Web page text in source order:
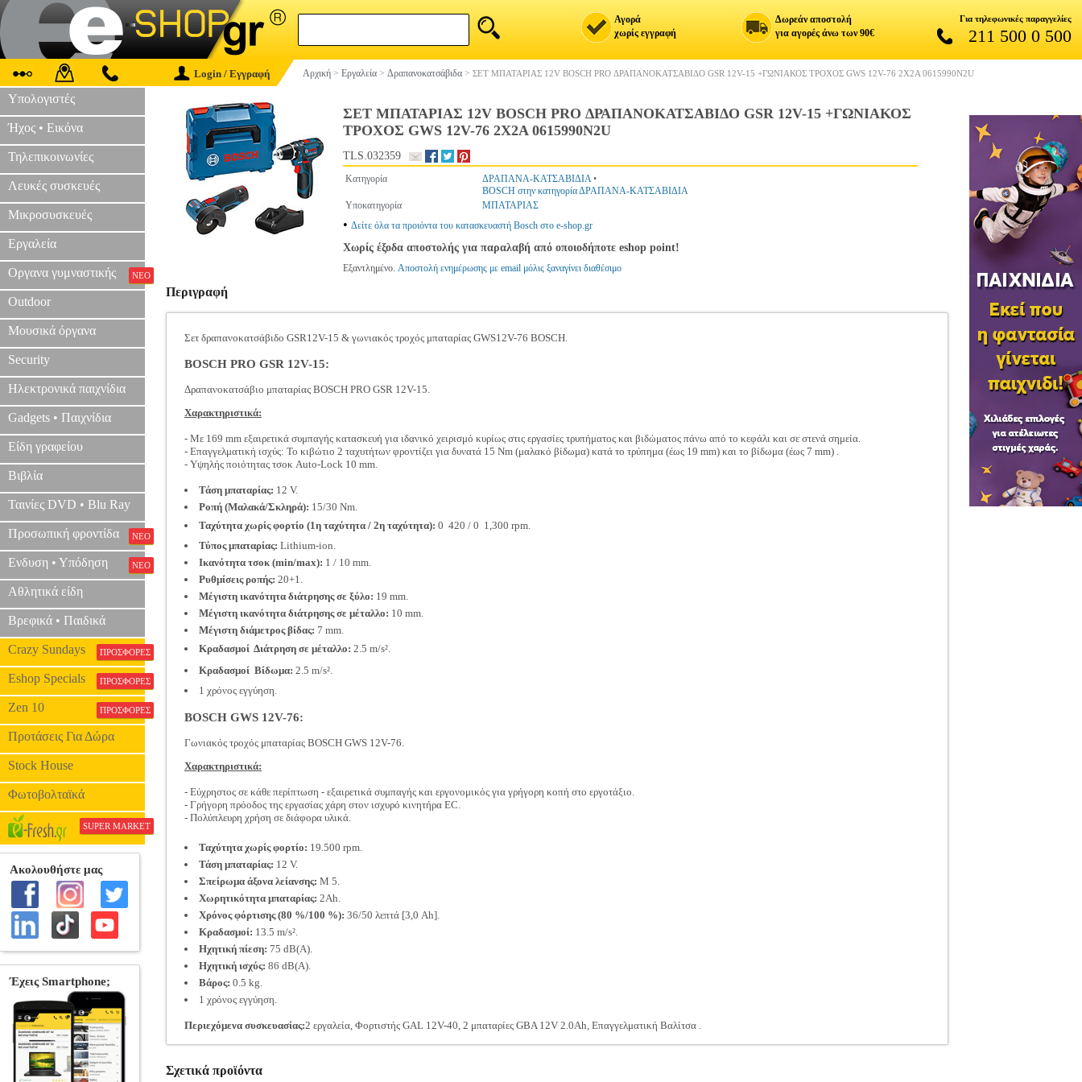
Αγορά
χωρίς εγγραφή
Δωρεάν αποστολή
για αγορές άνω των 90€
Για τηλεφωνικές παραγγελίες
211 500 0 500
Login / Εγγραφή Αρχική > Εργαλεία > Δραπανοκατσάβιδα > ΣΕΤ ΜΠΑΤΑΡΙΑΣ 12V BOSCH PRO ΔΡΑΠΑΝΟΚΑΤΣΑΒΙΔΟ GSR 12V-15 +ΓΩΝΙΑΚΟΣ ΤΡΟΧΟΣ GWS 12V-76 2X2A 0615990N2U
Υπολογιστές
Ήχος • Εικόνα
Τηλεπικοινωνίες
Λευκές συσκευές
Μικροσυσκευές
Εργαλεία
Οργανα γυμναστικής ΝΕΟ
Outdoor
Μουσικά όργανα
Security
Ηλεκτρονικά παιχνίδια
Gadgets • Παιχνίδια
Είδη γραφείου
Βιβλία
Ταινίες DVD • Blu Ray
Προσωπική φροντίδα ΝΕΟ
Ενδυση • Υπόδηση ΝΕΟ
Αθλητικά είδη
Βρεφικά • Παιδικά
Crazy Sundays ΠΡΟΣΦΟΡΕΣ
Eshop Specials ΠΡΟΣΦΟΡΕΣ
Zen 10 ΠΡΟΣΦΟΡΕΣ
Προτάσεις Για Δώρα
Stock House
Φωτοβολταϊκά
SUPER MARKET
ΣΕΤ ΜΠΑΤΑΡΙΑΣ 12V BOSCH PRO ΔΡΑΠΑΝΟΚΑΤΣΑΒΙΔΟ GSR 12V-15 +ΓΩΝΙΑΚΟΣ
ΤΡΟΧΟΣ GWS 12V-76 2X2A 0615990N2U
TLS.032359
Κατηγορία ΔΡΑΠΑΝΑ-ΚΑΤΣΑΒΙΔΙΑ•
BOSCH στην κατηγορία ΔΡΑΠΑΝΑ-ΚΑΤΣΑΒΙΔΙΑ
Υποκατηγορία
ΜΠΑΤΑΡΙΑΣ
• Δείτε όλα τα προιόντα του κατασκευαστή Bosch στο e-shop.gr
Χωρίς έξοδα αποστολής για παραλαβή από οποιοδήποτε eshop point!
Εξαντλημένο. Αποστολή ενημέρωσης με email μόλις ξαναγίνει διαθέσιμο
Περιγραφή
Σετ δραπανοκατσάβιδο GSR12V-15 & γωνιακός τροχός μπαταρίας GWS12V-76 BOSCH.
BOSCH PRO GSR 12V-15:
Δραπανοκατσάβιο μπαταρίας BOSCH PRO GSR 12V-15.
Χαρακτηριστικά:
- Με 169 mm εξαιρετικά συμπαγής κατασκευή για ιδανικό χειρισμό κυρίως στις εργασίες τρυπήματος και βιδώματος πάνω από το κεφάλι και σε στενά σημεία.
- Επαγγελματική ισχύς: Το κιβώτιο 2 ταχυτήτων φροντίζει για δυνατά 15 Nm (μαλακό βίδωμα) κατά το τρύπημα (έως 19 mm) και το βίδωμα (έως 7 mm) .
- Υψηλής ποιότητας τσοκ Auto-Lock 10 mm.
Τάση μπαταρίας: 12 V.
Ροπή (Μαλακά/Σκληρά): 15/30 Nm.
Ταχύτητα χωρίς φορτίο (1η ταχύτητα / 2η ταχύτητα): 0  420 / 0  1,300 rpm.
Τύπος μπαταρίας: Lithium-ion.
Ικανότητα τσοκ (min/max): 1 / 10 mm.
Ρυθμίσεις ροπής: 20+1.
Μέγιστη ικανότητα διάτρησης σε ξύλο: 19 mm.
Μέγιστη ικανότητα διάτρησης σε μέταλλο: 10 mm.
Μέγιστη διάμετρος βίδας: 7 mm.
Κραδασμοί  Διάτρηση σε μέταλλο: 2.5 m/s².
Κραδασμοί  Βίδωμα: 2.5 m/s².
1 χρόνος εγγύηση.
BOSCH GWS 12V-76:
Γωνιακός τροχός μπαταρίας BOSCH GWS 12V-76.
Χαρακτηριστικά:
- Εύχρηστος σε κάθε περίπτωση - εξαιρετικά συμπαγής και εργονομικός για γρήγορη κοπή στο εργοτάξιο.
- Γρήγορη πρόοδος της εργασίας χάρη στον ισχυρό κινητήρα EC.
- Πολύπλευρη χρήση σε διάφορα υλικά.
Ταχύτητα χωρίς φορτίο: 19.500 rpm.
Τάση μπαταρίας: 12 V.
Σπείρωμα άξονα λείανσης: M 5.
Χωρητικότητα μπαταρίας: 2Ah.
Χρόνος φόρτισης (80 %/100 %): 36/50 λεπτά [3,0 Ah].
Κραδασμοί: 13.5 m/s².
Ηχητική πίεση: 75 dB(A).
Ηχητική ισχύς: 86 dB(A).
Βάρος: 0.5 kg.
1 χρόνος εγγύηση.
Περιεχόμενα συσκευασίας:2 εργαλεία, Φορτιστής GAL 12V-40, 2 μπαταρίες GBA 12V 2.0Ah, Επαγγελματική Βαλίτσα .
Σχετικά προϊόντα